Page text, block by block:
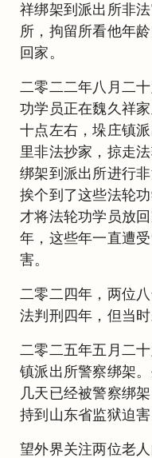
祥绑架到派出所非
所，拘留所看他年
回家。
二零二二年八月二
功学员正在魏久祥
十点左右，垛庄镇
里非法抄家，掠走
绑架到派出所进行
挨个到了这些法轮
才将法轮功学员放
年，这些年一直遭
害。
二零二四年，两位
法判刑四年，但当时
二零二五年五月二
镇派出所警察绑架
几天已经被警察绑
持到山东省监狱迫害
望外界关注两位老